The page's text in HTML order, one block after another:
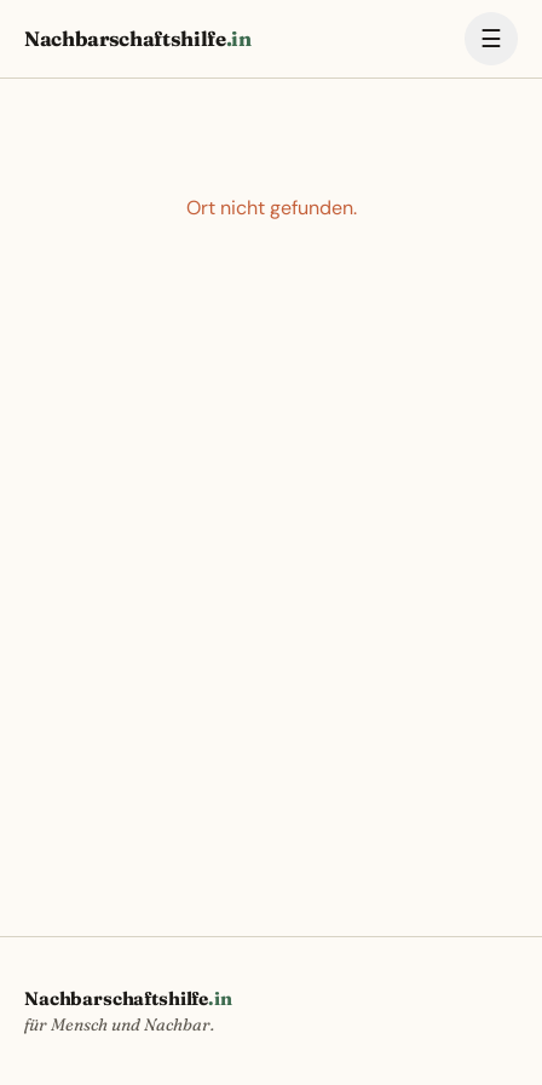
Nachbarschaftshilfe.in ☰
Ort nicht gefunden.
Nachbarschaftshilfe.in
für Mensch und Nachbar.